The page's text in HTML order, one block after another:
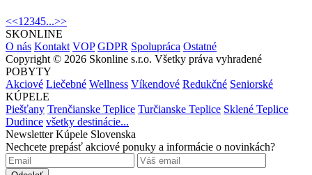
<<1 2345...>>
SKONLINE
O nás Kontakt VOP GDPR Spolupráca Ostatné
Copyright © 2026 Skonline s.r.o. Všetky práva vyhradené
POBYTY
Akciové Liečebné Wellness Víkendové Redukčné Seniorské
KÚPELE
Piešťany Trenčianske Teplice Turčianske Teplice Sklené Teplice
Dudince všetky destinácie...
Newsletter Kúpele Slovenska
Nechcete prepásť akciové ponuky a informácie o novinkách?